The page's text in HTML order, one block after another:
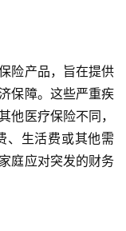
险产品，旨在提供
保障。这些严重疾
他医疗保险不同，
、生活费或其他需
庭应对突发的财务